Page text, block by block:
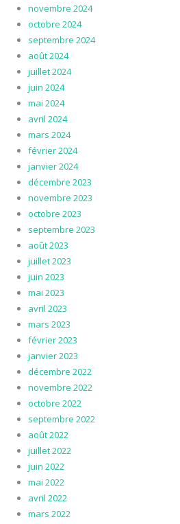
novembre 2024
octobre 2024
septembre 2024
août 2024
juillet 2024
juin 2024
mai 2024
avril 2024
mars 2024
février 2024
janvier 2024
décembre 2023
novembre 2023
octobre 2023
septembre 2023
août 2023
juillet 2023
juin 2023
mai 2023
avril 2023
mars 2023
février 2023
janvier 2023
décembre 2022
novembre 2022
octobre 2022
septembre 2022
août 2022
juillet 2022
juin 2022
mai 2022
avril 2022
mars 2022